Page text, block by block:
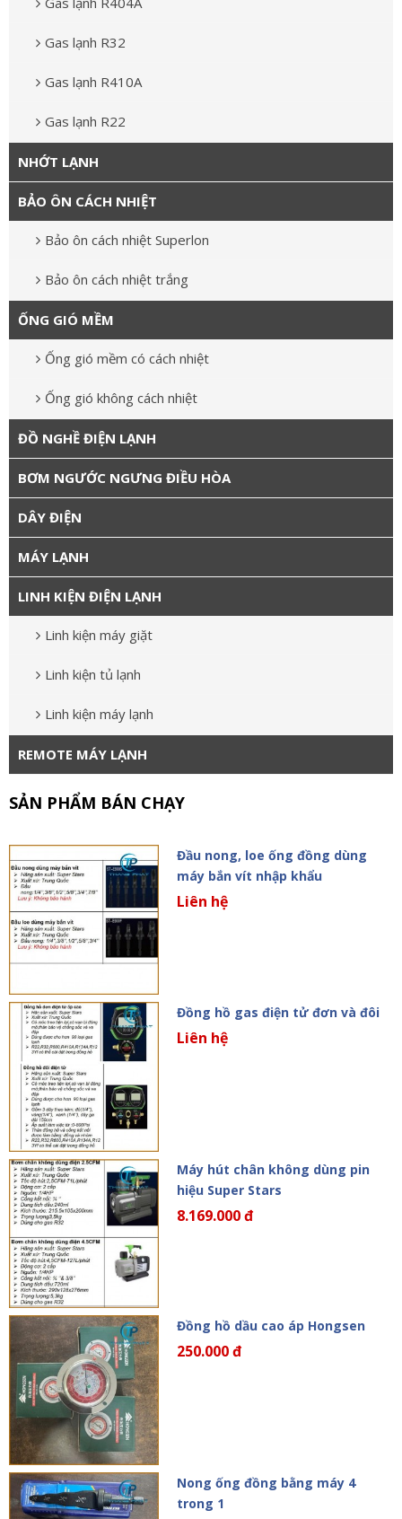
Gas lạnh R32
Gas lạnh R410A
Gas lạnh R22
NHỚT LẠNH
BẢO ÔN CÁCH NHIỆT
Bảo ôn cách nhiệt Superlon
Bảo ôn cách nhiệt trắng
ỐNG GIÓ MỀM
Ống gió mềm có cách nhiệt
Ống gió không cách nhiệt
ĐỒ NGHỀ ĐIỆN LẠNH
BƠM NGƯỚC NGƯNG ĐIỀU HÒA
DÂY ĐIỆN
MÁY LẠNH
LINH KIỆN ĐIỆN LẠNH
Linh kiện máy giặt
Linh kiện tủ lạnh
Linh kiện máy lạnh
REMOTE MÁY LẠNH
SẢN PHẨM BÁN CHẠY
Đầu nong, loe ống đồng dùng
máy bắn vít nhập khẩu
Liên hệ
Đồng hồ gas điện tử đơn và đôi
Liên hệ
Máy hút chân không dùng pin
hiệu Super Stars
8.169.000 đ
Đồng hồ dầu cao áp Hongsen
250.000 đ
Nong ống đồng bằng máy 4
trong 1